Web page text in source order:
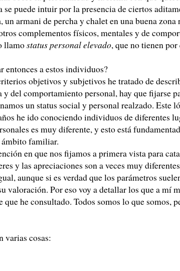
se puede intuir por la presencia de ciertos
un armani de percha y chalet en una buena
complementos físicos, mentales y de
llamostatus personal elevado, que no tienen por
a estos individuos?
objetivos y subjetivos he tratado de
del comportamiento personal, hay que fijarse
un status social y personal realzado. Este
he ido conociendo individuos de diferentes
es muy diferente, y esto está
ámbito familiar.
en que nos fijamos a primera vista para
y las apreciaciones son a veces muy
aunque si es verdad que los parámetros
valoración. Por eso voy a detallar los que a mí
que he consultado. Todos somos lo que somos,
varias cosas: